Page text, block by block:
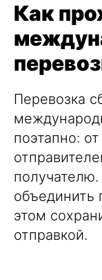
Как
Перевозка
поэтапно:
объединить
этом
отправкой.